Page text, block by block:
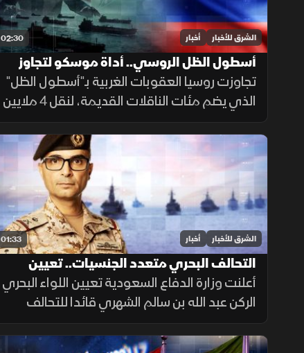
02:30 الشرق للأخبار أخبار
أسطول الظل الروسي.. أداة موسكو لتجاوز
العقوبات
تجاوزت روسيا العقوبات الغربية بـ"أسطول الظل"
الذي يضم مئات الناقلات القديمة، لنقل 4 ملايين
برميل نفط يوميا للصين والهند عبر تكتيكات تخف
بحرية، ما أمن لموسكو مليارات الدولارات.
01:33 الشرق للأخبار أخبار
التحالف البحري متعدد الجنسيات.. تعيين
قائد جديد
أعلنت وزارة الدفاع السعودية تعيين اللواء البحري
الركن عبد الله بن سالم الشهري قائدا للتحالف
الدولي متعدد الجنسيات، في خطوة تعزز جاهزية
التحالف لحماية الملاحة وأمن الممرات البحرية.